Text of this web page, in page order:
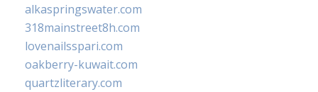
alkaspringswater.com
318mainstreet8h.com
lovenailsspari.com
oakberry-kuwait.com
quartzliterary.com